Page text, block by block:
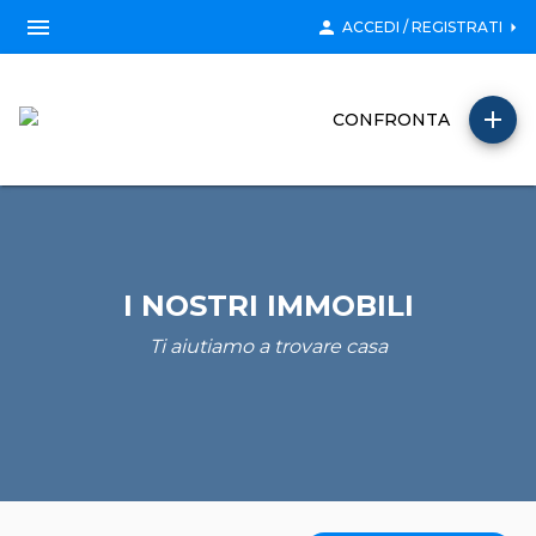
menu person ACCEDI / REGISTRATI arrow_right
CONFRONTA add
I NOSTRI IMMOBILI
Ti aiutiamo a trovare casa